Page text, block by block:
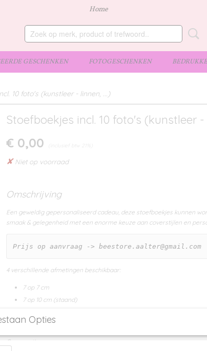
Home
GESCHENKEN FOTOGESCHENKEN
10 foto's (kunstleer - linnen, ...)
Stoefboekjes incl. 10 foto's (kunstleer -
€ 0,00 (inclusief btw 21%)
✘Niet op voorraad
Omschrijving
Een geweldig gepersonaliseerd cadeau, deze stoefboekjes kunnen
smaak & gelegenheid met een enorme keuze aan coverstijlen en
Prijs op aanvraag -> beestore.aalter@gmail.com
4 verschillende afmetingen beschikbaar:
7 op 7 cm
7 op 10 cm (staand)
10 op 12 cm (staand)
Cover opties:
Opties